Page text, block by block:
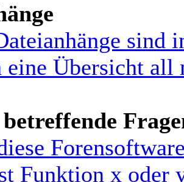
sind
Übersicht all
Funktion x oder